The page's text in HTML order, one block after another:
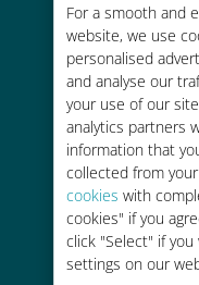
For a smooth and
website, we use
personalised
and analyse our
your use of our
analytics partners
information that
collected from
cookies with
cookies" if you
click "Select" if
settings on our
Até 90%
tarifas